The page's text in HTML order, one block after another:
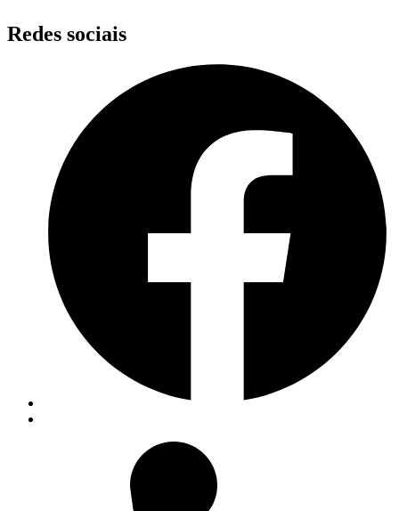
Redes sociais